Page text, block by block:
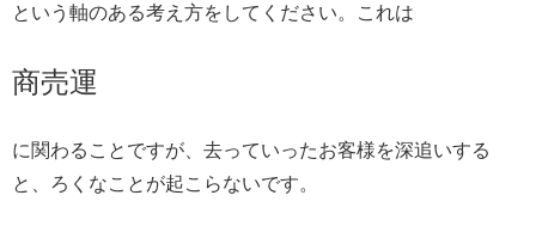
という軸のある考え方をしてください。これは
商売運
に関わることですが、去っていったお客様を深追いする
と、ろくなことが起こらないです。